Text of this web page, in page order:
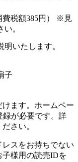
税額385円）
※見
。
いたします。
子
ます。ホームペー
録が必要です。詳
さい。
スをお持ちでない
様用の読売IDを